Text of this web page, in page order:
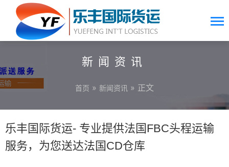
新闻资讯
首页 » 新闻资讯 » 正文
乐丰国际货运- 专业提供法国FBC头程运输
服务，为您送达法国CD仓库